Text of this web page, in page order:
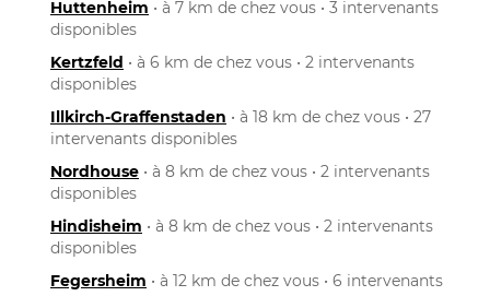
Huttenheim • à 7 km de chez vous • 3 intervenants
disponibles
Kertzfeld • à 6 km de chez vous • 2 intervenants
disponibles
Illkirch-Graffenstaden • à 18 km de chez vous • 27
intervenants disponibles
Nordhouse • à 8 km de chez vous • 2 intervenants
disponibles
Hindisheim • à 8 km de chez vous • 2 intervenants
disponibles
Fegersheim • à 12 km de chez vous • 6 intervenants